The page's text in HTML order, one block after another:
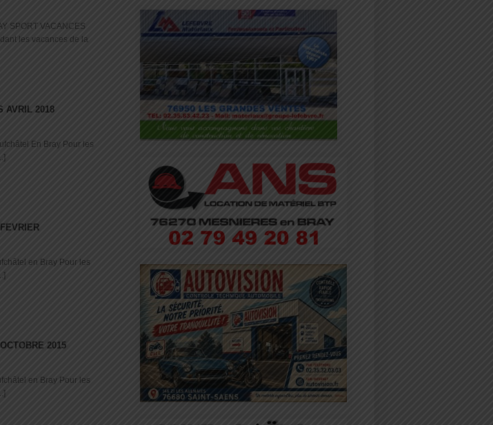
SPORT VACANCES
les vacances de la
AVRIL 2018
En Bray Pour les
en Bray Pour les
2015
en Bray Pour les